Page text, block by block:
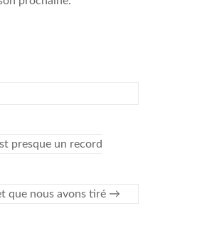
presque un record
que nous avons tiré →